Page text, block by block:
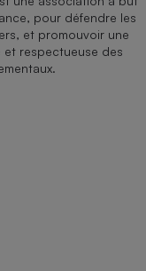
pour défendre les
et promouvoir une
respectueuse des